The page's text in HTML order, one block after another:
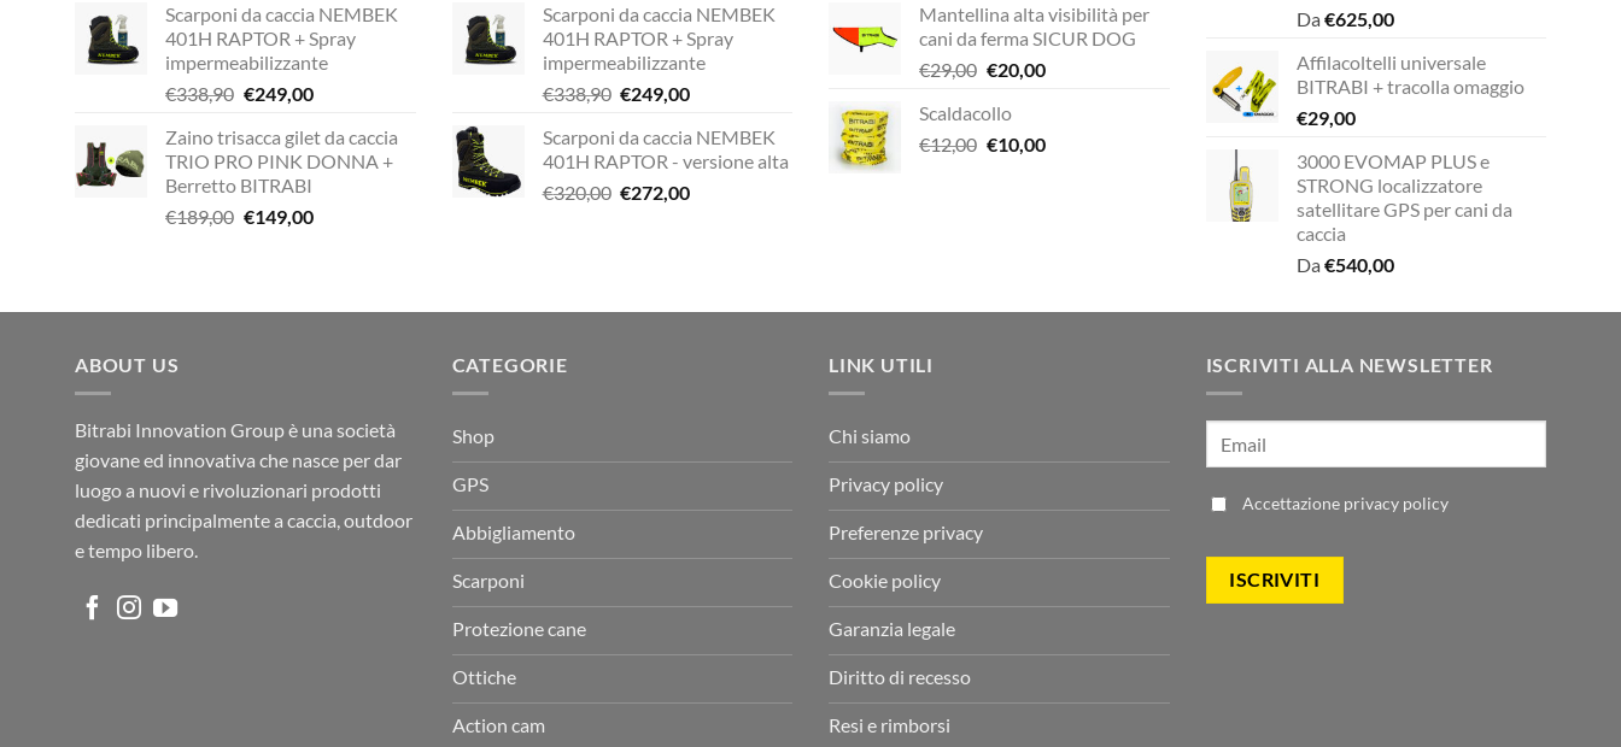
originale
era:
€338,90.
attuale
è:
€229,00.
Scarponi da caccia NEMBEK
401H RAPTOR + Spray
impermeabilizzante
€338,90 Il
originale
era:
€338,90.
€249,00Il
attuale
è:
Zaino trisacca gilet da caccia
TRIO PRO PINK DONNA +
Berretto BITRABI
€189,00 Il
€189,00.
€149,00Il
€149,00.
originale
era:
€338,90.
attuale
è:
€229,00.
Scarponi da caccia NEMBEK
401H RAPTOR + Spray
impermeabilizzante
€338,90 Il
originale
era:
€338,90.
€249,00Il
attuale
è:
€249,00.
Scarponi da caccia NEMBEK
401H RAPTOR - versione alta
€320,00 Il
€272,00Il
originale
era:
€189,00.
attuale
è:
Mantellina alta visibilità per
cani da ferma SICUR DOG
€29,00 Il
originale
era:
€20,00Il
è:
Scaldacollo
€12,00 Il
€10,00Il
Da €625,00
Affilacoltelli universale
BITRABI + tracolla omaggio
€29,00
3000 EVOMAP PLUS e
STRONG localizzatore
satellitare GPS per cani da
caccia
Da €540,00
ABOUT US
Bitrabi Innovation Group è una società
giovane ed innovativa che nasce per dar
luogo a nuovi e rivoluzionari prodotti
dedicati principalmente a caccia, outdoor
e tempo libero.
CATEGORIE
Shop
GPS
Abbigliamento
Scarponi
Protezione cane
Ottiche
Action cam
LINK UTILI
Chi siamo
Privacy policy
Preferenze privacy
Cookie policy
Garanzia legale
Diritto di recesso
Resi e rimborsi
ISCRIVITI ALLA NEWSLETTER
Accettazione privacy policy